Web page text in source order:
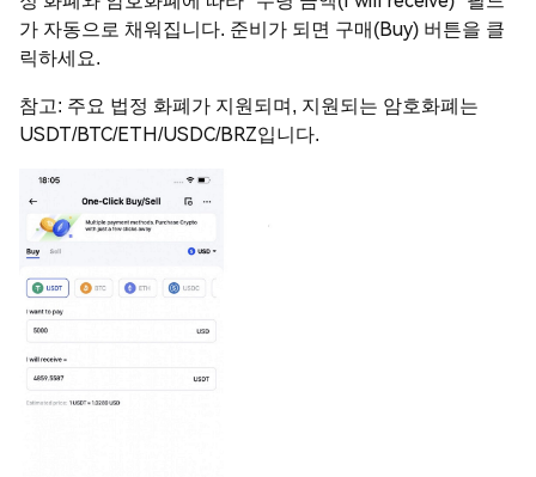
가 자동으로 채워집니다. 준비가 되면 구매(Buy) 버튼을 클
릭하세요.
참고: 주요 법정 화폐가 지원되며, 지원되는 암호화폐는
USDT/BTC/ETH/USDC/BRZ입니다.